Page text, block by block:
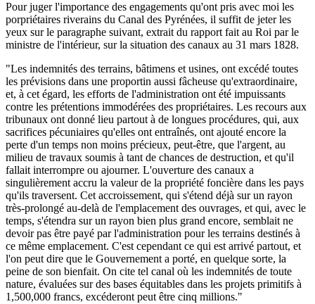
Pour juger l'importance des engagements qu'ont pris avec moi les
porpriétaires riverains du Canal des Pyrénées, il suffit de jeter les
yeux sur le paragraphe suivant, extrait du rapport fait au Roi par le
ministre de l'intérieur, sur la situation des canaux au 31 mars 1828.
"Les indemnités des terrains, bâtimens et usines, ont excédé toutes
les prévisions dans une proportin aussi fâcheuse qu'extraordinaire,
et, à cet égard, les efforts de l'administration ont été impuissants
contre les prétentions immodérées des propriétaires. Les recours aux
tribunaux ont donné lieu partout à de longues procédures, qui, aux
sacrifices pécuniaires qu'elles ont entraînés, ont ajouté encore la
perte d'un temps non moins précieux, peut-être, que l'argent, au
milieu de travaux soumis à tant de chances de destruction, et qu'il
fallait interrompre ou ajourner. L'ouverture des canaux a
singulièrement accru la valeur de la propriété foncière dans les pays
qu'ils traversent. Cet accroissement, qui s'étend déjà sur un rayon
très-prolongé au-delà de l'emplacement des ouvrages, et qui, avec le
temps, s'étendra sur un rayon bien plus grand encore, semblait ne
devoir pas être payé par l'administration pour les terrains destinés à
ce même emplacement. C'est cependant ce qui est arrivé partout, et
l'on peut dire que le Gouvernement a porté, en quelque sorte, la
peine de son bienfait. On cite tel canal où les indemnités de toute
nature, évaluées sur des bases équitables dans les projets primitifs à
1,500,000 francs, excéderont peut être cinq millions."